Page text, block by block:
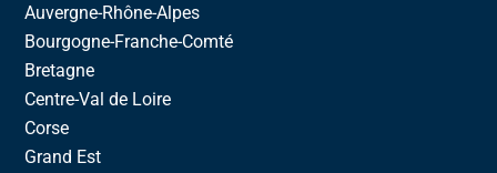
Auvergne-Rhône-Alpes
Bourgogne-Franche-Comté
Bretagne
Centre-Val de Loire
Corse
Grand Est